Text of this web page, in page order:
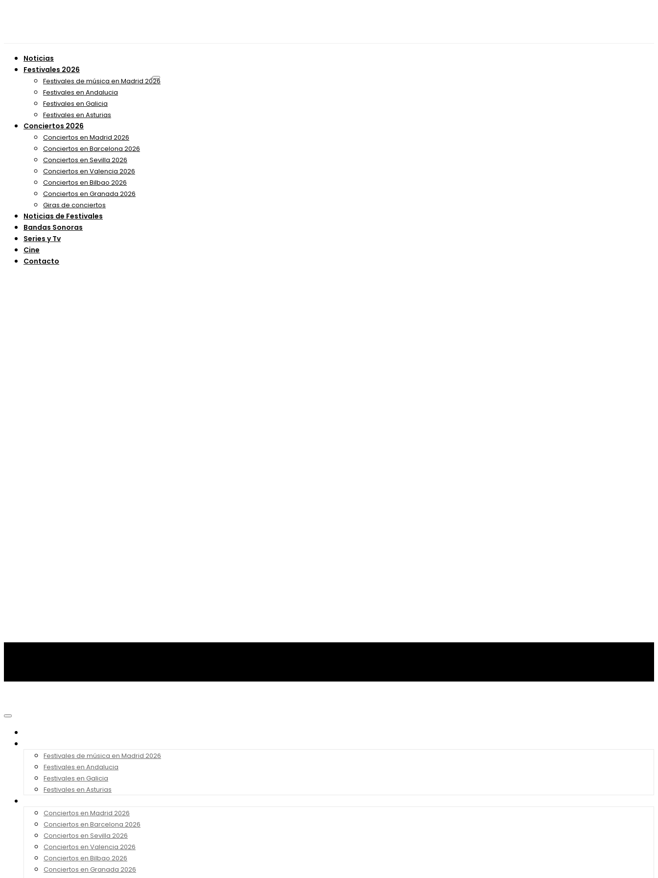
Noticias
Festivales 2026
Festivales de música en Madrid 2026
Festivales en Andalucia
Festivales en Galicia
Festivales en Asturias
Conciertos 2026
Conciertos en Madrid 2026
Conciertos en Barcelona 2026
Conciertos en Sevilla 2026
Conciertos en Valencia 2026
Conciertos en Bilbao 2026
Conciertos en Granada 2026
Giras de conciertos
Noticias de Festivales
Bandas Sonoras
Series y Tv
Cine
Contacto
Festivales de música en Madrid 2026
Festivales en Andalucia
Festivales en Galicia
Festivales en Asturias
Conciertos en Madrid 2026
Conciertos en Barcelona 2026
Conciertos en Sevilla 2026
Conciertos en Valencia 2026
Conciertos en Bilbao 2026
Conciertos en Granada 2026